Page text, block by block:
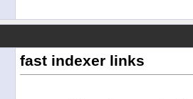
fast indexer links